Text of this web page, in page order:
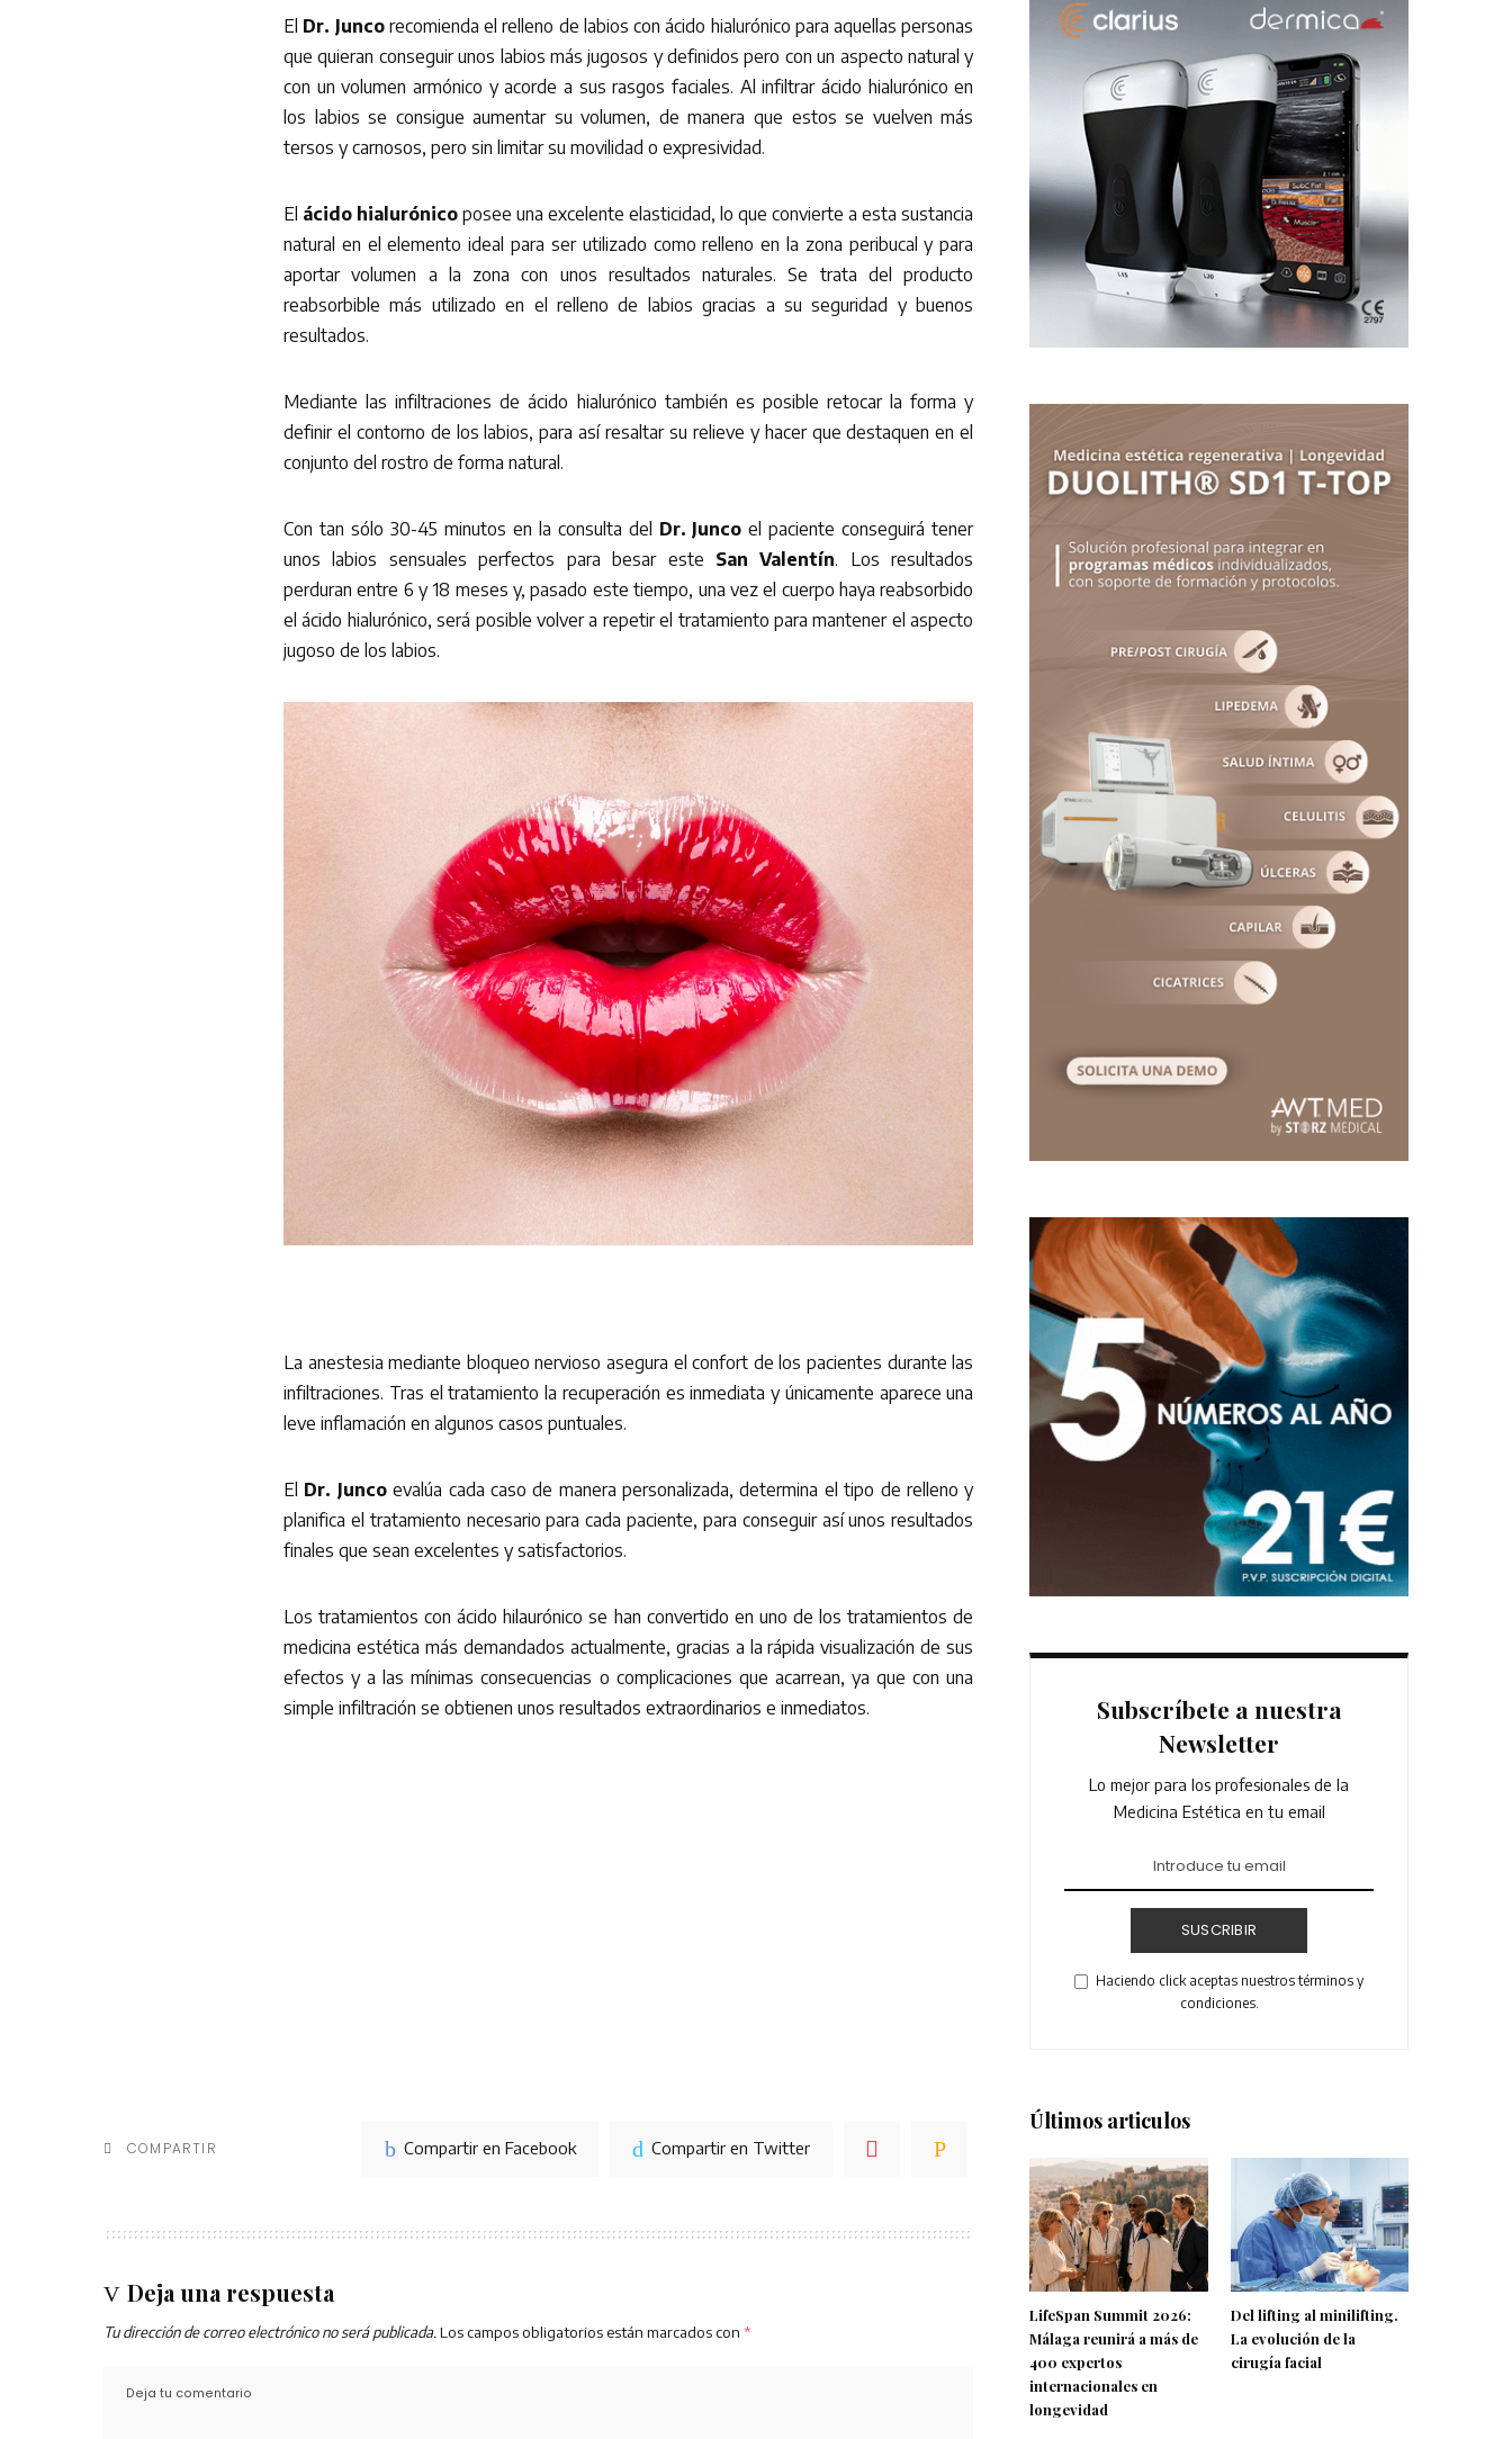
El Dr. Juncorecomienda el relleno de labios con ácido hialurónico para aquellas personas
que quieran conseguir unos labios más jugosos y definidos pero con un aspecto natural y
con un volumen armónico y acorde a sus rasgos faciales. Al infiltrar ácido hialurónico en
los labios se consigue aumentar su volumen, de manera que estos se vuelven más
tersos y carnosos, pero sin limitar su movilidad o expresividad.
El ácido hialurónico posee una excelente elasticidad, lo que convierte a esta sustancia
natural en el elemento ideal para ser utilizado como relleno en la zona peribucal y para
aportar volumen a la zona con unos resultados naturales. Se trata del producto
reabsorbible más utilizado en el relleno de labios gracias a su seguridad y buenos
resultados.
Mediante las infiltraciones de ácido hialurónico también es posible retocar la forma y
definir el contorno de los labios, para así resaltar su relieve y hacer que destaquen en el
conjunto del rostro de forma natural.
Con tan sólo 30-45 minutos en la consulta del Dr. Junco el paciente conseguirá tener
unos labios sensuales perfectos para besar este San Valentín. Los resultados
perduran entre 6 y 18 meses y, pasado este tiempo, una vez el cuerpo haya reabsorbido
el ácido hialurónico, será posible volver a repetir el tratamiento para mantener el aspecto
jugoso de los labios.
La anestesia mediante bloqueo nervioso asegura el confort de los pacientes durante las
infiltraciones. Tras el tratamiento la recuperación es inmediata y únicamente aparece una
leve inflamación en algunos casos puntuales.
El Dr. Juncoevalúa cada caso de manera personalizada, determina el tipo de relleno y
planifica el tratamiento necesario para cada paciente, para conseguir así unos resultados
finales que sean excelentes y satisfactorios.
Los tratamientos con ácido hilaurónico se han convertido en uno de los tratamientos de
medicina estética más demandados actualmente, gracias a la rápida visualización de sus
efectos y a las mínimas consecuencias o complicaciones que acarrean, ya que con una
simple infiltración se obtienen unos resultados extraordinarios e inmediatos.
COMPARTIR Compartir en Facebook Compartir en Twitter
Deja una respuesta
Tu dirección de correo electrónico no será publicada. Los campos obligatorios están marcados con *
Subscríbete a nuestra
Newsletter
Lo mejor para los profesionales de la
Medicina Estética en tu email
SUSCRIBIR
Haciendo click aceptas nuestros términos y
condiciones.
Últimos articulos
LifeSpan Summit 2026:
Málaga reunirá a más de
400 expertos
internacionales en
longevidad
Del lifting al minilifting.
La evolución de la
cirugía facial